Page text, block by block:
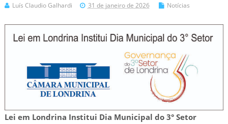
Luís Claudio Galhardi 31 de janeiro de 2026 Notícias
Lei em Londrina Institui Dia Municipal do 3° Setor